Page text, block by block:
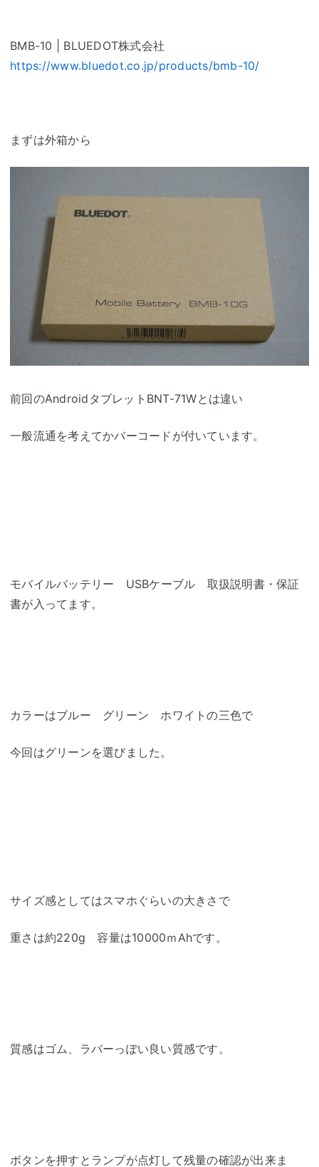
BMB-10 | BLUEDOT株式会社
https://www.bluedot.co.jp/products/bmb-10/
まずは外箱から
前回のAndroidタブレットBNT-71Wとは違い
一般流通を考えてかバーコードが付いています。
モバイルバッテリー USBケーブル 取扱説明書・保証
書が入ってます。
カラーはブルー グリーン ホワイトの三色で
今回はグリーンを選びました。
サイズ感としてはスマホぐらいの大きさで
重さは約220g 容量は10000ｍAhです。
質感はゴム、ラバーっぽい良い質感です。
ボタンを押すとランプが点灯して残量の確認が出来ま